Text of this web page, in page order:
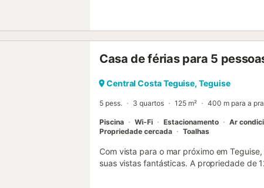
com janelas viradas para a zona da
com forno, placa, micro-ondas, frigorífico/
torradeira, chaleira, cafeteira de filtro e
cozinha e uma ilha central que
encontrará 3 quartos, um super king com
um quarto individual com uma cama. Uma
e com acesso ao terraço. Há também um
partilham uma casa de banho fami...
Casa de férias para 5
Central Costa Teguise, Teguise
5 pess. 3 quartos 125 m² 400 m para a
Piscina Wi-Fi Estacionamento Ar
Propriedade cercada
Toalhas
Com vista para o mar próximo em
suas vistas fantásticas. A propriedade de